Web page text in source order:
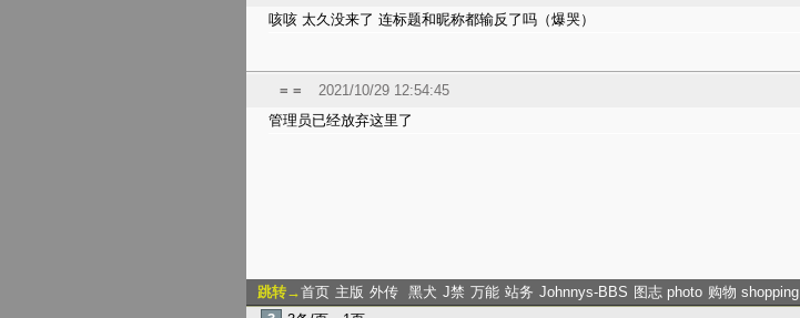
咳咳 太久没来了 连标题和昵称都输反了吗（爆哭）
= =
2021/10/29 12:54:45
管理员已经放弃这里了
跳转→首页 主版 外传 黑犬 J禁 万能 站务 Johnnys-BBS 图志 photo 购物 shopping